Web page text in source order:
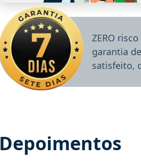
ZERO
garantia
satisfeito,
Depoimentos